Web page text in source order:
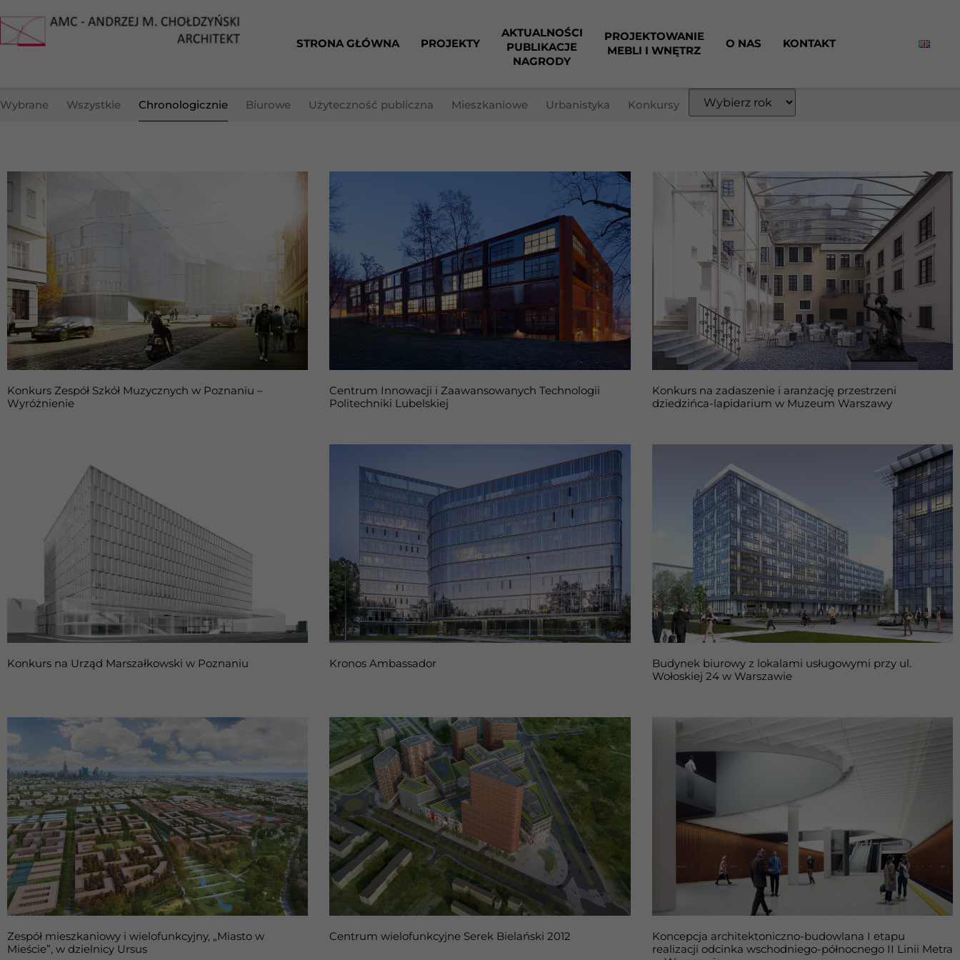
STRONA GŁÓWNA PROJEKTY
AKTUALNOŚCI
PUBLIKACJE
NAGRODY
PROJEKTOWANIE
MEBLI I WNĘTRZ
O NAS KONTAKT
Wybrane Wszystkie Chronologicznie Biurowe Użyteczność publiczna Mieszkaniowe Urbanistyka Konkursy
Konkurs Zespół Szkół Muzycznych w Poznaniu –
Wyróżnienie
Centrum Innowacji i Zaawansowanych Technologii
Politechniki Lubelskiej
Konkurs na zadaszenie i aranżację przestrzeni
dziedzińca-lapidarium w Muzeum Warszawy
Konkurs na Urząd Marszałkowski w Poznaniu Kronos Ambassador
Budynek biurowy z lokalami usługowymi przy ul.
Wołoskiej 24 w Warszawie
Zespół mieszkaniowy i wielofunkcyjny, „Miasto w
Mieście”, w dzielnicy Ursus
Centrum wielofunkcyjne Serek Bielański 2012
Koncepcja architektoniczno-budowlana I etapu
realizacji odcinka wschodniego-północnego II Linii Metra